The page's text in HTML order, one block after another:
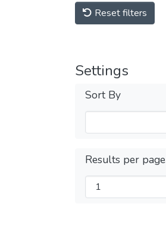
Reset filters
Settings
Sort By
Results per page